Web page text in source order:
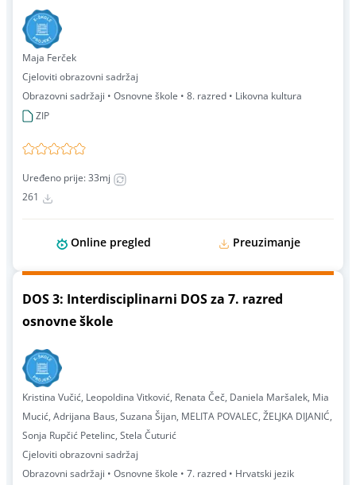
Maja Ferček
Cjeloviti obrazovni sadržaj
Obrazovni sadržaji • Osnovne škole • 8. razred • Likovna kultura
ZIP
Uređeno prije: 33mj
261
Online pregled Preuzimanje
DOS 3: Interdisciplinarni DOS za 7. razred
osnovne škole
Kristina Vučić, Leopoldina Vitković, Renata Čeč, Daniela Maršalek, Mia
Mucić, Adrijana Baus, Suzana Šijan, MELITA POVALEC, ŽELJKA DIJANIĆ,
Sonja Rupčić Petelinc, Stela Čuturić
Cjeloviti obrazovni sadržaj
Obrazovni sadržaji • Osnovne škole • 7. razred • Hrvatski jezik